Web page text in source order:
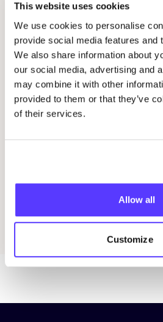
This website uses cookies
We use cookies to personalise
provide social media features and
We also share information about
our social media, advertising and
may combine it with other
provided to them or that they’ve
of their services.
Allow all
Customize
Omarm stijl met
COSH! Leden Publiciteit
Ontdek alle artikelen